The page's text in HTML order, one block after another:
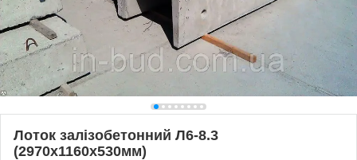
Лоток залізобетонний Л6-8.3
(2970х1160х530мм)